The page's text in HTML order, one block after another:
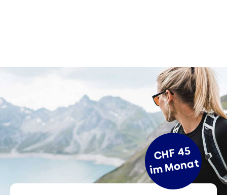
CHF 45
im Monat